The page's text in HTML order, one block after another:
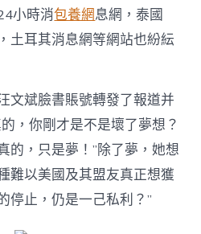
小時消包養網息網，泰國
土耳其消息網等網站也紛紜
文斌臉書賬號轉發了報道并
，你剛才是不是壞了夢想？
的，只是夢！”除了夢，她想
難以美國及其盟友真正想獲
停止，仍是一己私利？”